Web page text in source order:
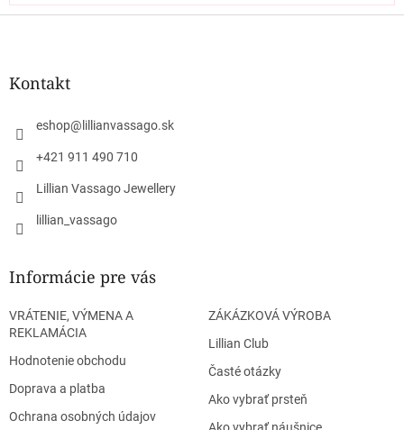
Z
Kontakt
eshop@ lillianvassago.sk
+421 911 490 710
Lillian Vassago Jewellery
lillian_vassago
Informácie pre vás
VRÁTENIE, VÝMENA A
REKLAMÁCIA
Hodnotenie obchodu
Doprava a platba
Ochrana osobných údajov
ZÁKÁZKOVÁ VÝROBA
Lillian Club
Časté otázky
Ako vybrať prsteň